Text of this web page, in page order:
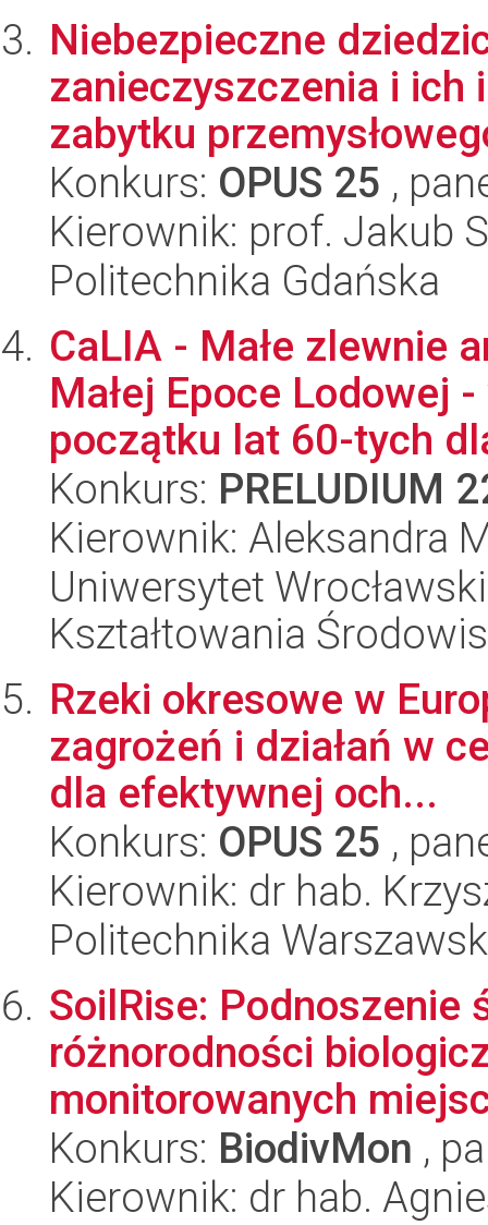
Niebezpieczne
zanieczyszczenia i
zabytku
Konkurs: OPUS 25 ,
Kierownik: prof. Jakub
Politechnika Gdańska
CaLIA - Małe zlewnie
Małej Epoce Lodowej
początku lat 60-tych
Konkurs: PRELUDIUM
Kierownik: Aleksandra
Uniwersytet
Kształtowania
Rzeki okresowe w
zagrożeń i działań w
dla efektywnej och...
Konkurs: OPUS 25 ,
Kierownik: dr hab.
Politechnika
SoilRise: Podnoszenie
różnorodności
monitorowanych
Konkurs: BiodivMon ,
Kierownik: dr hab.